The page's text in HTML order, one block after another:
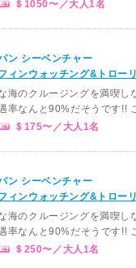
＄1050〜／大人1名
ン シーベンチャー
ィンウォッチング&トロー
海のクルージングを満喫
率なんと90%だそうです!!
＄175〜／大人1名
ン シーベンチャー
ィンウォッチング&トロー
海のクルージングを満喫
率なんと90%だそうです!!
＄250〜／大人1名